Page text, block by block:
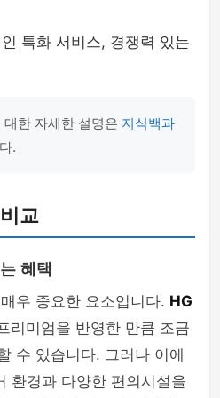
특화 서비스, 경쟁력 있는
한 자세한 설명은 지식백과
.
교
혜택
우 중요한 요소입니다. HG
리미엄을 반영한 만큼 조금
수 있습니다. 그러나 이에
환경과 다양한 편의시설을